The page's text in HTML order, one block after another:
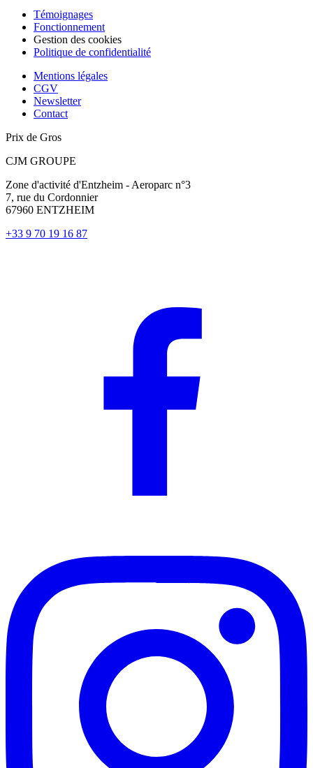
Témoignages
Fonctionnement
Gestion des cookies
Politique de confidentialité
Mentions légales
CGV
Newsletter
Contact
Prix de Gros
CJM GROUPE
Zone d'activité d'Entzheim - Aeroparc n°3
7, rue du Cordonnier
67960 ENTZHEIM
+33 9 70 19 16 87